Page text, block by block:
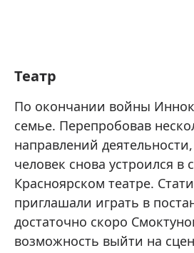
Театр
По окончании войны
семье. Перепробовав
направлений
человек снова устроился в
Красноярском театре.
приглашали играть в
достаточно скоро
возможность выйти на